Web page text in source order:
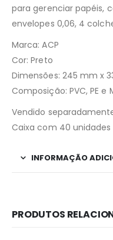
para gerenciar papéis,
envelopes 0,06, 4
Marca: ACP
Cor: Preto
Dimensões: 245 mm x
Composição: PVC, PE e
Vendido
Caixa com 40 unidades
INFORMAÇÃO
PRODUTOS